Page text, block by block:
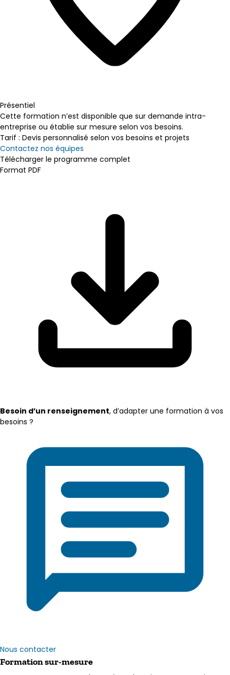
Présentiel
Cette formation n’est disponible que sur demande intra-
entreprise ou établie sur mesure selon vos besoins.
Tarif : Devis personnalisé selon vos besoins et projets
Contactez nos équipes
Télécharger le programme complet
Format PDF
Besoin d’un renseignement, d’adapter une formation à vos
besoins ?
Nous contacter
Formation sur-mesure